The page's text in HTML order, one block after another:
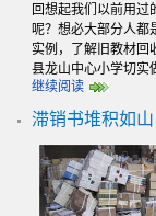
回想起我们以前用过
呢？想必大部分人都
实例，了解旧教材回
县龙山中心小学切实
继续阅读
滞销书堆积如山